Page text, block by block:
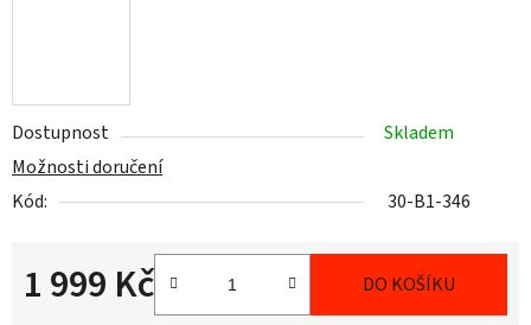
Dostupnost
Skladem
Možnosti doručení
Kód:
30-B1-346
1 999 Kč DO KOŠÍKU